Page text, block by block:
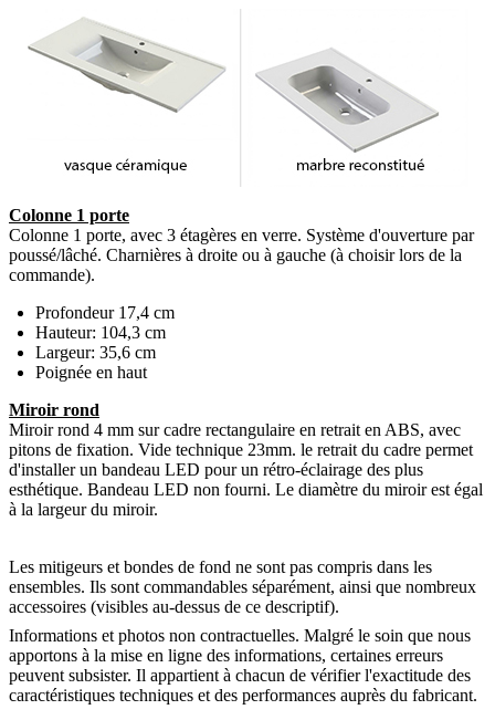
Colonne 1 porte
Colonne 1 porte, avec 3 étagères en verre. Système d'ouverture par
poussé/lâché. Charnières à droite ou à gauche (à choisir lors de la
commande).
Profondeur 17,4 cm
Hauteur: 104,3 cm
Largeur: 35,6 cm
Poignée en haut
Miroir rond
Miroir rond 4 mm sur cadre rectangulaire en retrait en ABS, avec
pitons de fixation. Vide technique 23mm. le retrait du cadre permet
d'installer un bandeau LED pour un rétro-éclairage des plus
esthétique. Bandeau LED non fourni. Le diamètre du miroir est égal
à la largeur du miroir.
Les mitigeurs et bondes de fond ne sont pas compris dans les
ensembles. Ils sont commandables séparément, ainsi que nombreux
accessoires (visibles au-dessus de ce descriptif).
Informations et photos non contractuelles. Malgré le soin que nous
apportons à la mise en ligne des informations, certaines erreurs
peuvent subsister. Il appartient à chacun de vérifier l'exactitude des
caractéristiques techniques et des performances auprès du fabricant.